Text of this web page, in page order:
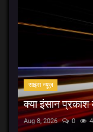
साइंस न्यूज़
क्या इंसान प्रकाश
Aug 8, 2026 0 4